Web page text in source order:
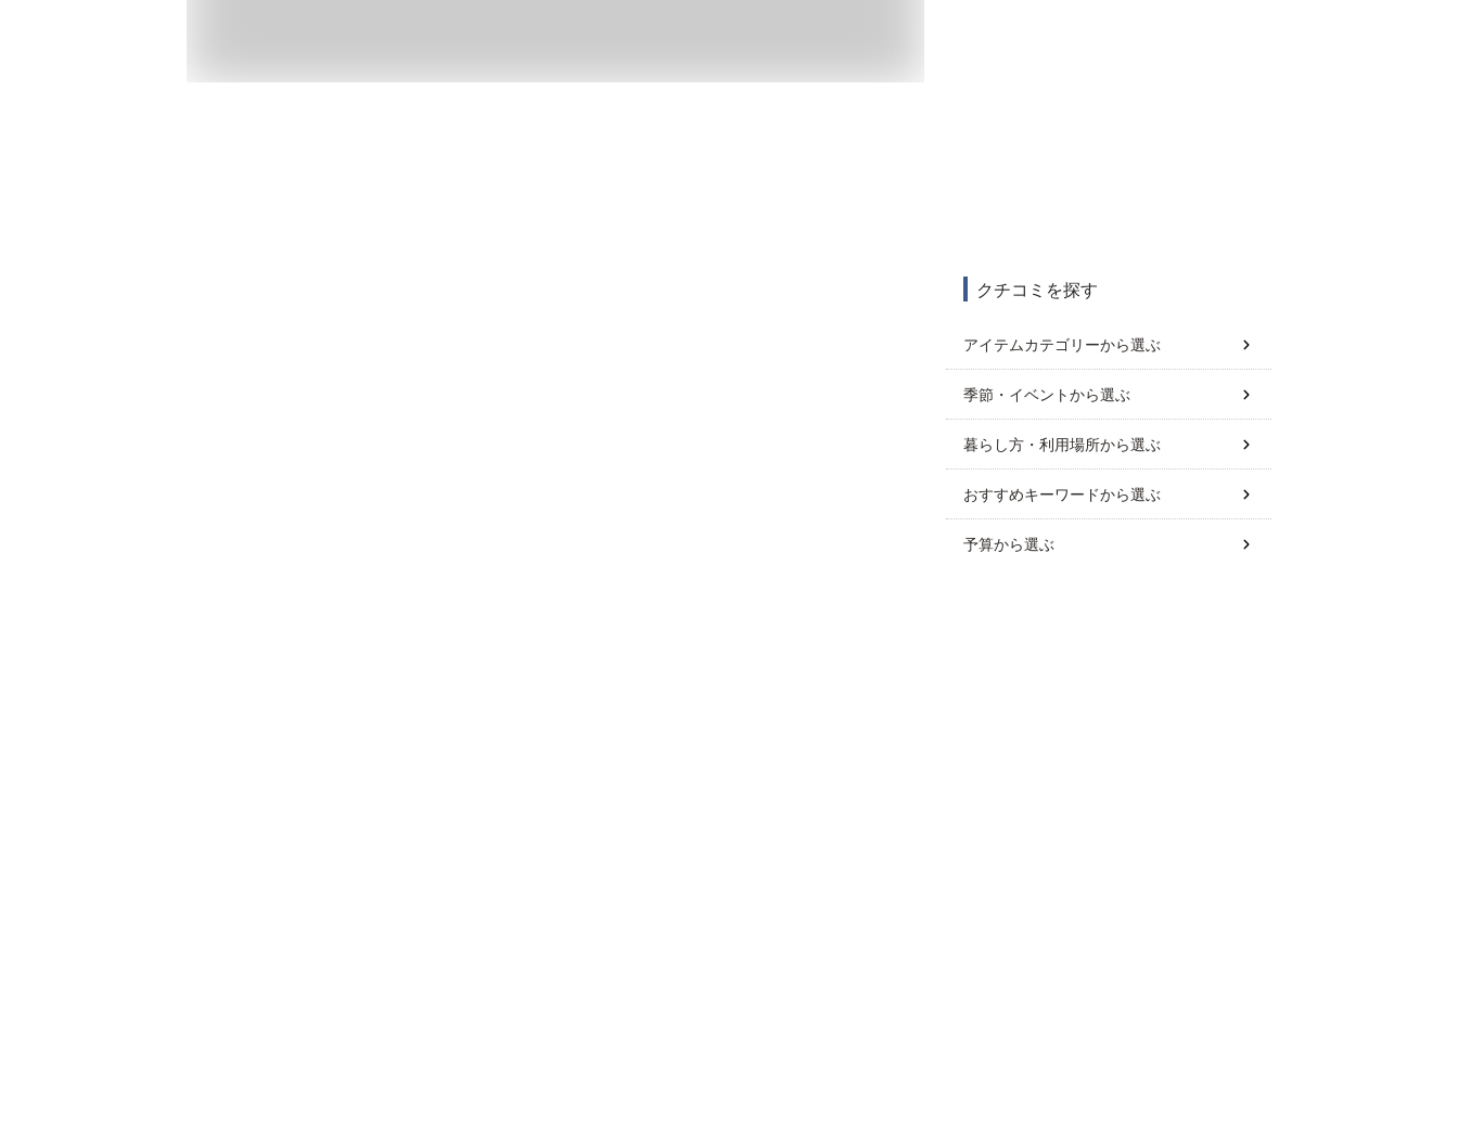
クチコミを探す
アイテムカテゴリーから選ぶ
季節・イベントから選ぶ
暮らし方・利用場所から選ぶ
おすすめキーワードから選ぶ
予算から選ぶ